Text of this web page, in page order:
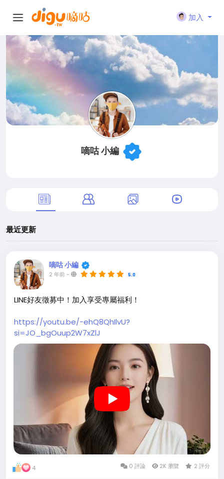
加入
嘀咕 小編
最近更新
嘀咕 小編
2 年前- 5.0
LINE好友徵募中！加入享受專屬福利！
https://youtu.be/-ehQ8QhIlvU?
si=JO_bgOuup2W7xZlJ
4 0 評論 2K 瀏覽 2 評分